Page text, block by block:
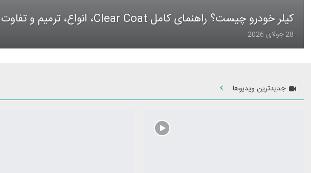
کیلر خودرو چیست؟ راهنمای کامل Clear Coat، انواع، ترمیم و تفاوت با پولیش
28 جولای 2026
جدیدترین ویدیوها